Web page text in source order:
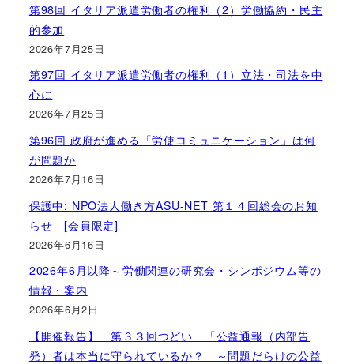
第98回 イタリア派遣労働者の権利（2）労働協約・民主
的参加
2026年7月25日
第97回 イタリア派遣労働者の権利（1）立法・司法を中
心に
2026年7月25日
第96回 政府が進める「労使コミュニケーション」は何
が問題か
2026年7月16日
保護中: NPO法人働き方ASU-NET 第１４回総会のお知
らせ [会員限定]
2026年6月16日
2026年6月以降～労働関連の研究会・シンポジウム等の
情報・案内
2026年6月2日
【開催報告】 第３３回つどい 「公益通報（内部告
発）者は本当に守られているか？ ～問題だらけの公益